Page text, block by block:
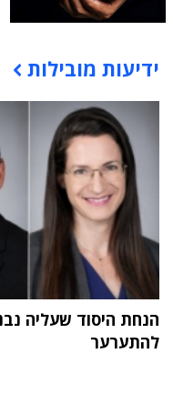
תוכן פרסומי
ידיעות מובילות
הנחת היסוד שעליה
להתערער